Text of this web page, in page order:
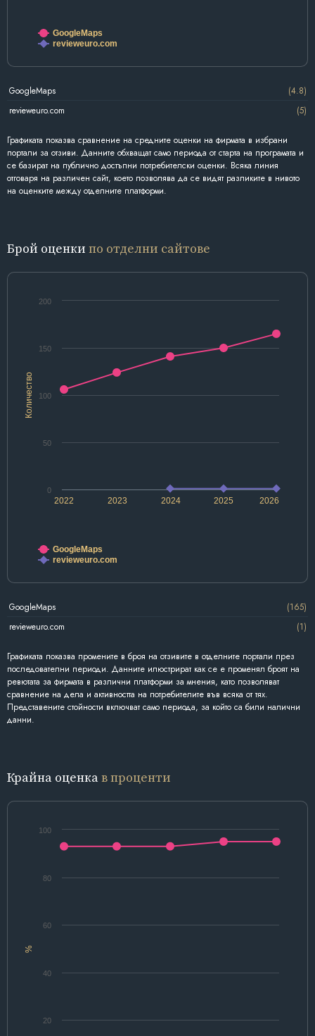
GoogleMaps
revieweuro.com
GoogleMaps
(4.8)
revieweuro.com
(5)
Графиката показва сравнение на средните оценки на фирмата в избрани
портали за отзиви. Данните обхващат само периода от старта на програмата и
се базират на публично достъпни потребителски оценки. Всяка линия
отговаря на различен сайт, което позволява да се видят разликите в нивото
на оценките между отделните платформи.
Брой оценки по отделни сайтове
Количество
2022 2024 2026
2023 2025
0
50
100
150
200
GoogleMaps
revieweuro.com
GoogleMaps
(165)
revieweuro.com
(1)
Графиката показва промените в броя на отзивите в отделните портали през
последователни периоди. Данните илюстрират как се е променял броят на
ревютата за фирмата в различни платформи за мнения, като позволяват
сравнение на дела и активността на потребителите във всяка от тях.
Представените стойности включват само периода, за който са били налични
данни.
Крайна оценкав проценти
%
20
40
60
80
100